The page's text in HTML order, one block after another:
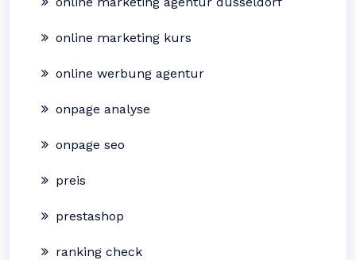
online marketing kurs
online werbung agentur
onpage analyse
onpage seo
preis
prestashop
ranking check